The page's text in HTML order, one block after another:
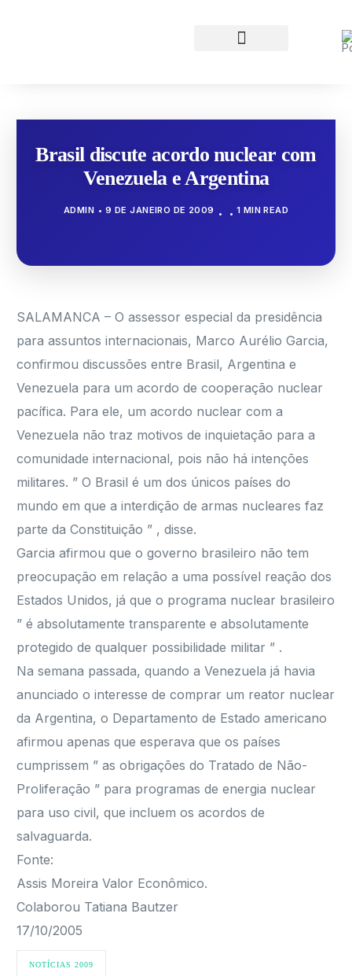
Brasil discute acordo nuclear com
Venezuela e Argentina
ADMIN 9 DE JANEIRO DE 2009 1 MIN READ
SALAMANCA – O assessor especial da presidência
para assuntos internacionais, Marco Aurélio Garcia,
confirmou discussões entre Brasil, Argentina e
Venezuela para um acordo de cooperação nuclear
pacífica. Para ele, um acordo nuclear com a
Venezuela não traz motivos de inquietação para a
comunidade internacional, pois não há intenções
militares. ” O Brasil é um dos únicos países do
mundo em que a interdição de armas nucleares faz
parte da Constituição ” , disse.
Garcia afirmou que o governo brasileiro não tem
preocupação em relação a uma possível reação dos
Estados Unidos, já que o programa nuclear brasileiro
” é absolutamente transparente e absolutamente
protegido de qualquer possibilidade militar ” .
Na semana passada, quando a Venezuela já havia
anunciado o interesse de comprar um reator nuclear
da Argentina, o Departamento de Estado americano
afirmou apenas que esperava que os países
cumprissem ” as obrigações do Tratado de Não-
Proliferação ” para programas de energia nuclear
para uso civil, que incluem os acordos de
salvaguarda.
Fonte:
Assis Moreira Valor Econômico.
Colaborou Tatiana Bautzer
17/10/2005
NOTÍCIAS 2009